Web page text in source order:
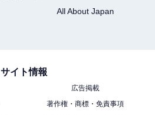
All About Japan
サイト情報
広告掲載
著作権・商標・免責事項